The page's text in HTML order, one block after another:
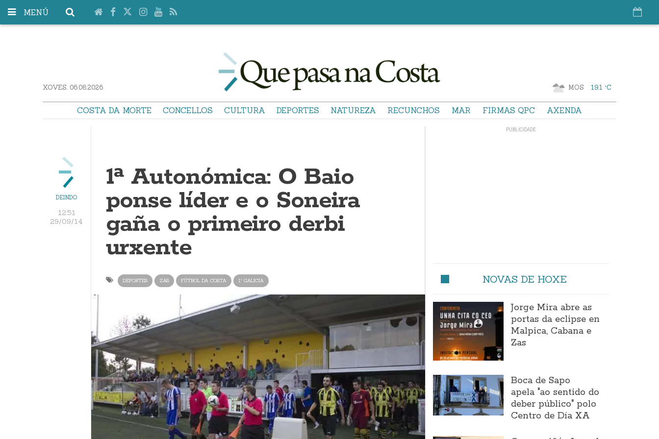
MENÚ
XOVES. 06.08.2026 MOS 19.1 °C
COSTA DA MORTE CONCELLOS CULTURA DEPORTES NATUREZA RECUNCHOS MAR FIRMAS QPC AXENDA
DEINDO
12:51
29/09/14
1ª Autonómica: O Baio
ponse líder e o Soneira
gaña o primeiro derbi
urxente
DEPORTES ZAS FÚTBOL DA COSTA 1ª GALICIA NOVAS DE HOXE
Jorge Mira abre as
portas da eclipse en
Malpica, Cabana e
Zas
Boca de Sapo
apela "ao sentido do
deber público" polo
Centro de Día XA